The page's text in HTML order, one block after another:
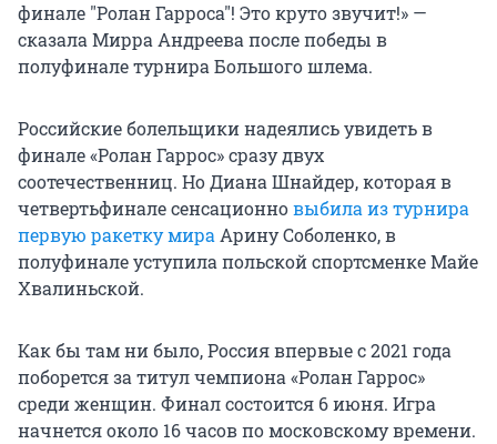
финале "Ролан Гарроса"! Это круто звучит!» —
сказала Мирра Андреева после победы в
полуфинале турнира Большого шлема.
Российские болельщики надеялись увидеть в
финале «Ролан Гаррос» сразу двух
соотечественниц. Но Диана Шнайдер, которая в
четвертьфинале сенсационновыбила из турнира
первую ракетку мира Арину Соболенко, в
полуфинале уступила польской спортсменке Майе
Хвалиньской.
Как бы там ни было, Россия впервые с 2021 года
поборется за титул чемпиона «Ролан Гаррос»
среди женщин. Финал состоится 6 июня. Игра
начнется около 16 часов по московскому времени.